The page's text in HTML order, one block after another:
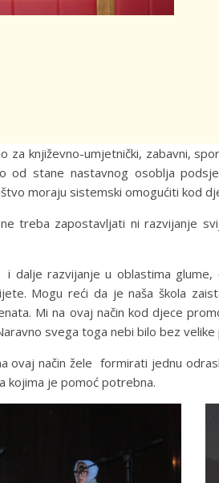
za književno-umjetnički, zabavni,
stane nastavnog osoblja
moraju sistemski omogućiti kod
treba zapostavljati ni razvijanje
dalje razvijanje u oblastima glume,
Mogu reći da je naša škola
Mi na ovaj način kod djece
svega toga nebi bilo bez
ovaj način žele formirati jednu
kojima je pomoć potrebna.